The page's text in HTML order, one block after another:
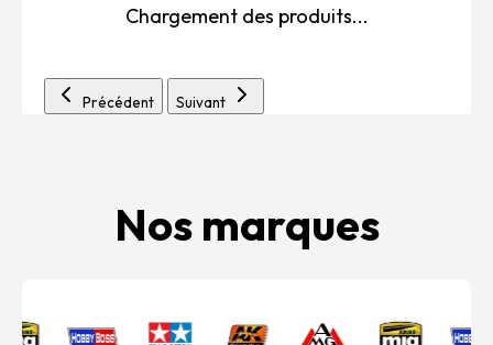
Chargement des produits...
Précédent Suivant
Nos marques